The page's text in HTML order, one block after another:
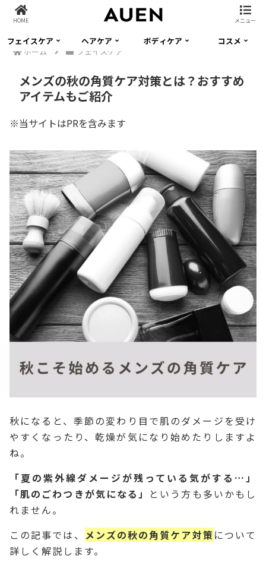
フェイスケア ヘアケア ボディケア
コスメ
ホーム
フェイスケア
メンズの秋の角質ケア対策とは？おすすめ
アイテムもご紹介
※当サイトはPRを含みます
秋になると、季節の変わり目で肌のダメージを受け
やすくなったり、乾燥が気になり始めたりしますよ
ね。
「夏の紫外線ダメージが残っている気がする…」
「肌のごわつきが気になる」
という方も多いかもし
れません。
この記事では、 メンズの秋の角質ケア対策について
詳しく解説します。
HOME メニュー